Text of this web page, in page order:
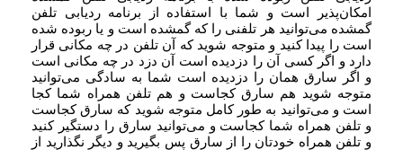
امکان‌پذیر است و شما با استفاده از برنامه ردیابی تلفن
گمشده می‌توانید هر تلفنی را که گمشده است و یا ربوده شده
است را پیدا کنید و متوجه شوید که آن تلفن در چه مکانی قرار
دارد و اگر کسی آن را دزدیده است آن دزد در چه مکانی است
و اگر سارق همان را دزدیده است شما به سادگی می‌توانید
متوجه شوید هم سارق کجاست و هم تلفن همراه شما کجا
است و می‌توانید به طور کامل متوجه شوید که سارق کجاست
و تلفن همراه شما کجاست و می‌توانید سارق را دستگیر کنید
و تلفن همراه خودتان را از سارق پس بگیرید و دیگر نگذارید از